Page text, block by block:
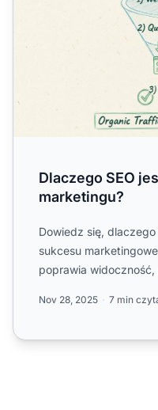
Dlaczego SEO
marketingu?
Dowiedz się,
sukcesu
poprawia
Nov 28, 2025 7 min